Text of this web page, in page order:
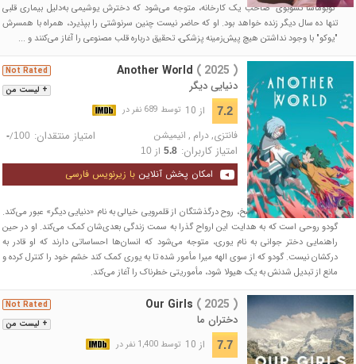
"نوبوماسا تسوبوی" صاحب یک کارخانه، متوجه می‌شود که دخترش یوشیمی به‌دلیل بیماری قلبی
تنها ده سال دیگر زنده خواهد بود. او که حاضر نیست چنین سرنوشتی را بپذیرد، همراه با همسرش
"یوکو" با وجود نداشتن هیچ پیش‌زمینه پزشکی، تحقیق درباره قلب مصنوعی را آغاز می‌کنند و ...
+ لیست من
Not Rated Another World ( 2025 )
دنیایی دیگر
7.2 از 10 توسط 689 نفر در
فانتزی, درام , انیمیشن امتیاز منتقدان: -/100
امتیاز کاربران: 5.8از 10
امکان پخش آنلاین با زیرنویس فارسی
پس از مرگ و پیش از تناسخ، روح درگذشتگان از قلمرویی خیالی به نام «دنیایی دیگر» عبور می‌کند.
گودو روحی است که به هدایت این ارواح گذرا به سمت زندگی بعدی‌شان کمک می‌کند. او در حین
راهنمایی دختر جوانی به نام یوری، متوجه می‌شود که انسان‌ها احساساتی دارند که او قادر به
درکشان نیست. گودو که از سوی الهه میرا مأمور شده تا به یوری کمک کند خشم خود را کنترل کرده و
مانع از تبدیل شدنش به یک هیولا شود، مأموریتی خطرناک را آغاز می‌کند.
+ لیست من
Not Rated Our Girls ( 2025 )
دختران ما
7.7 از 10 توسط 1,400 نفر در